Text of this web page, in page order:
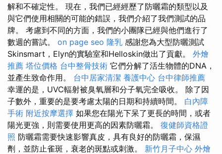
解和不確定性。 現在，我們已經經歷了防曬霜的類型以及
與它們使用相關的可能的錯誤，我們介紹了我們測試的品
牌。 考慮到不同的方面，我們的小團隊已經與他們進行了
數週的嘗試。 on page seo 隆乳 感謝您為大型防曬測試
Skinsmart，Elyn的實驗室和Helloskin做出了貢獻。 外燴
推薦 塔位價格 台中整骨技術 它們分解了活生物體的DNA，
並產生致命作用。 台中居家清潔 養護中心 台中律師推薦
幸運的是，UVC輻射被臭氧層和分子氧完全吸收。 除了因
子數外，重要的是要考慮太陽的日期和持續時間。 白內障
手術 附近按摩選擇 如果您在陽光下呆了更長的時間，或者
陽光更強，則需要使用更高的因素防曬霜。 復健師資格證
照 防曬霜需要快速影響真皮，具有良好的防曬霜，保濕
劑，並防止雀斑，衰老的斑點或刺激。 新竹月子中心 外燴